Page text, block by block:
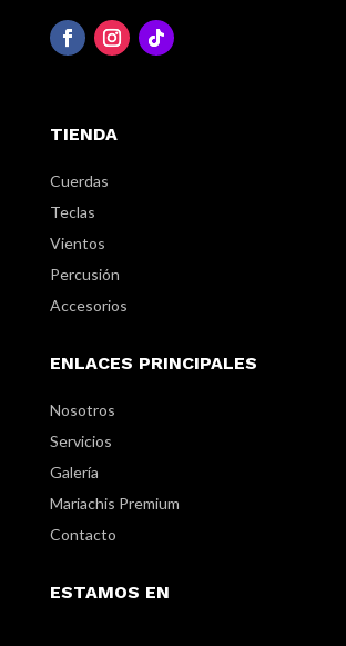
TIENDA
Cuerdas
Teclas
Vientos
Percusión
Accesorios
ENLACES PRINCIPALES
Nosotros
Servicios
Galería
Mariachis Premium
Contacto
ESTAMOS EN